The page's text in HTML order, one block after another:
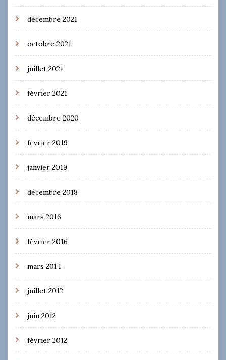
décembre 2021
octobre 2021
juillet 2021
février 2021
décembre 2020
février 2019
janvier 2019
décembre 2018
mars 2016
février 2016
mars 2014
juillet 2012
juin 2012
février 2012